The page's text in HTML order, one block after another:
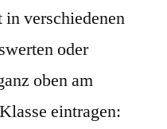
verschiedenen
oder
oben am
eintragen: